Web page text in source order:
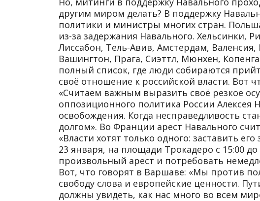
другим миром делать? В поддержку
политики и министры многих стран.
из-за задержания Навального. Хельсинки,
Лиссабон, Тель-Авив, Амстердам,
Вашингтон, Прага, Сиэттл, Мюнхен,
полный список, где люди собираются
своё отношение к российской власти. Вот
«Считаем важным выразить своё резкое
оппозиционного политика России Алексея
освобождения. Когда несправедливость
долгом». Во Франции арест Навального
«Власти хотят только одного: заставить
23 января, на площади Трокадеро с 15:00
произвольный арест и потребовать
Вот, что говорят в Варшаве: «Мы против
свободу слова и европейские ценности.
должны увидеть, как нас много во всем